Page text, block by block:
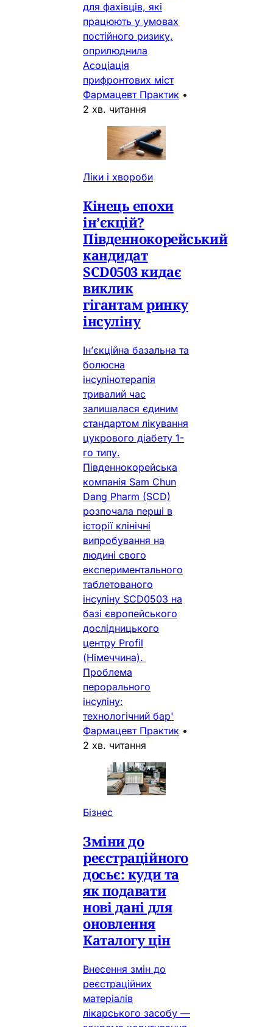
для фахівців, які
працюють у умовах
постійного ризику,
оприлюднила
Асоціація
прифронтових міст
Фармацевт Практик •
2 хв. читання
Ліки і хвороби
Кінець епохи
ін’єкцій?
Південнокорейський
кандидат
SCD0503 кидає
виклик
гігантам ринку
інсуліну
Ін’єкційна базальна та
болюсна
інсулінотерапія
тривалий час
залишалася єдиним
стандартом лікування
цукрового діабету 1-
го типу.
Південнокорейська
компанія Sam Chun
Dang Pharm (SCD)
розпочала перші в
історії клінічні
випробування на
людині свого
експериментального
таблетованого
інсуліну SCD0503 на
базі європейського
дослідницького
центру Profil
(Німеччина).
Проблема
перорального
інсуліну:
технологічний бар'
Фармацевт Практик •
2 хв. читання
Бізнес
Зміни до
реєстраційного
досьє: куди та
як подавати
нові дані для
оновлення
Каталогу цін
Внесення змін до
реєстраційних
матеріалів
лікарського засобу —